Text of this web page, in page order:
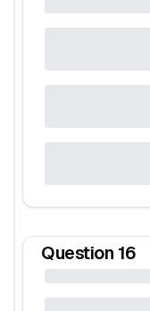
Question 16